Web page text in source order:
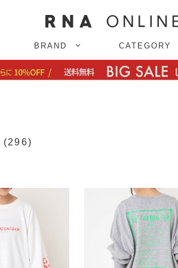
BRAND CATEGORY
(296)